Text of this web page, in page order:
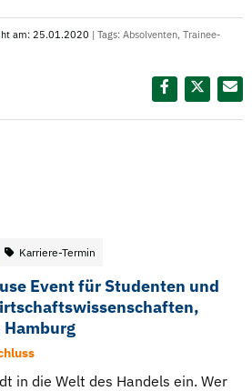
am: 25.01.2020 | Tags: Absolventen, Trainee-
Karriere-Termin
Event für Studenten und
in die Welt des Handels ein. Wer